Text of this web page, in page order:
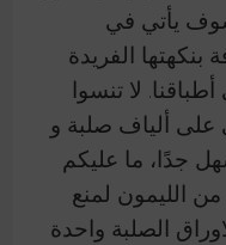
يأتي في
الفريدة
لا تنسوا
على ألياف صلبة و
جدًا، ما عليكم
الليمون لمنع
الصلبة واحدة